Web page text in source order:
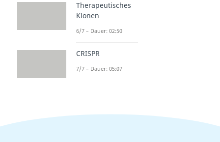
Therapeutisches
Klonen
6/7 – Dauer: 02:50
CRISPR
7/7 – Dauer: 05:07